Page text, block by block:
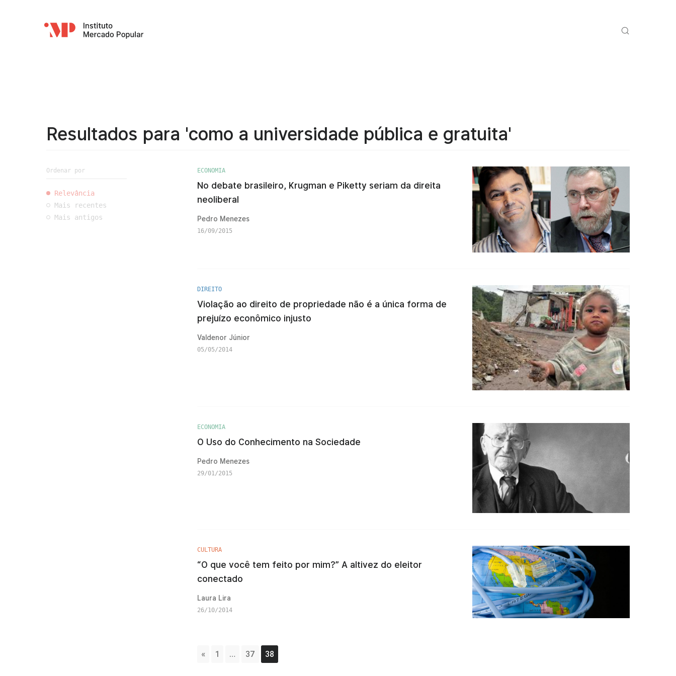
Resultados para 'como a universidade pública e gratuita'
Ordenar por
Relevância
Mais recentes
Mais antigos
ECONOMIA
No debate brasileiro, Krugman e Piketty seriam da direita
neoliberal
Pedro Menezes
16/09/2015
DIREITO
Violação ao direito de propriedade não é a única forma de
prejuízo econômico injusto
Valdenor Júnior
05/05/2014
ECONOMIA
O Uso do Conhecimento na Sociedade
Pedro Menezes
29/01/2015
CULTURA
“O que você tem feito por mim?” A altivez do eleitor
conectado
Laura Lira
26/10/2014
« 1 … 37 38